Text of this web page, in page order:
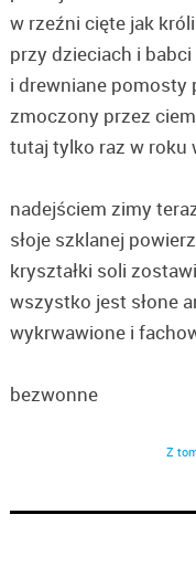
w rzeźni cięte jak
przy dzieciach i
i drewniane pomosty
zmoczony przez
tutaj tylko raz w roku
nadejściem zimy
słoje szklanej
kryształki soli
wszystko jest słone
wykrwawione i
bezwonne
Z